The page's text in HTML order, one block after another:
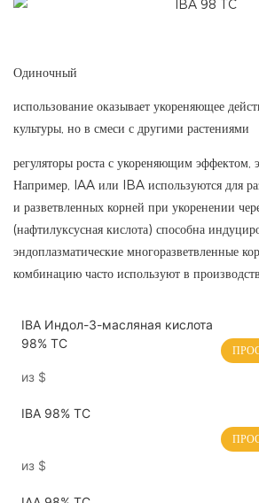
Одиночный
использование оказывает укореняющее
культуры, но в смеси с другими растениями
регуляторы роста с укореняющим эффектом,
Например, IAA или IBA используются для
и разветвленных корней при укоренении
(нафтилуксусная кислота) способна
эндоплазматические многоразветвленные
комбинацию часто используют в
IBA Индол-3-масляная кислота
98% TC
из $
IBA 98% TC
из $